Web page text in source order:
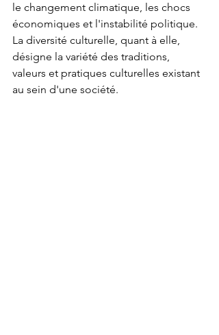
le changement climatique, les chocs
économiques et l'instabilité politique.
La diversité culturelle, quant à elle,
désigne la variété des traditions,
valeurs et pratiques culturelles existant
au sein d'une société.